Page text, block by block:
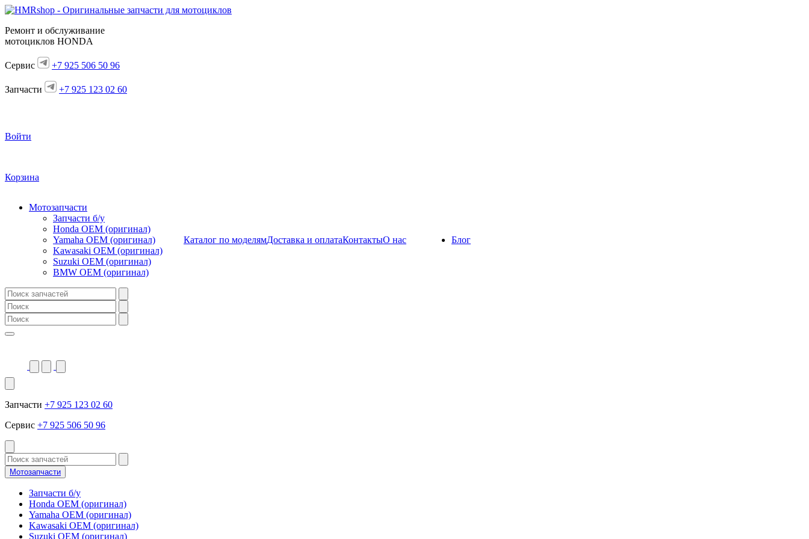
Ремонт и обслуживание
мотоциклов HONDA
Сервис +7 925 506 50 96
Запчасти +7 925 123 02 60
Войти
Корзина
Мотозапчасти
Запчасти б/у
Honda OEM (оригинал)
Yamaha OEM (оригинал)
Kawasaki OEM (оригинал)
Suzuki OEM (оригинал)
BMW OEM (оригинал)
Каталог по моделямДоставка и оплатаКонтактыО нас Блог
Запчасти +7 925 123 02 60
Сервис +7 925 506 50 96
Мотозапчасти
Запчасти б/у
Honda OEM (оригинал)
Yamaha OEM (оригинал)
Kawasaki OEM (оригинал)
Suzuki OEM (оригинал)